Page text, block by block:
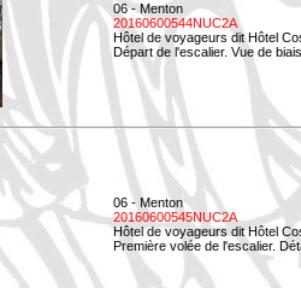
06 - Menton
20160600544NUC2A
Hôtel de voyageurs dit Hôtel
Départ de l'escalier. Vue de
06 - Menton
20160600545NUC2A
Hôtel de voyageurs dit Hôtel
Première volée de l'escalier.